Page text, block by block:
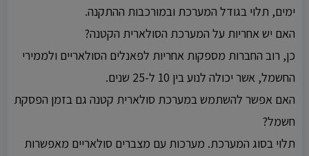
ימים, תלוי בגודל המערכת ובמורכבות ההתקנה.
האם יש אחריות על המערכת הסולארית הקטנה?
כן, רוב החברות מספקות אחריות לפאנלים הסולאריים ולממירי
החשמל, אשר יכולה לנוע בין 10 ל-25 שנים.
האם אפשר להשתמש במערכת סולארית קטנה גם בזמן הפסקת
חשמל?
תלוי בסוג המערכת. מערכות עם מצברים סולאריים מאפשרות